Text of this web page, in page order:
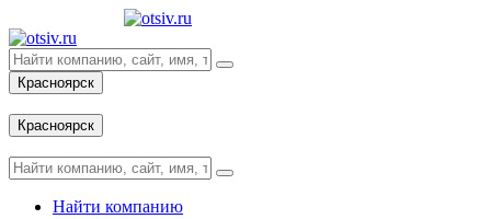
Красноярск
Красноярск
Найти компанию